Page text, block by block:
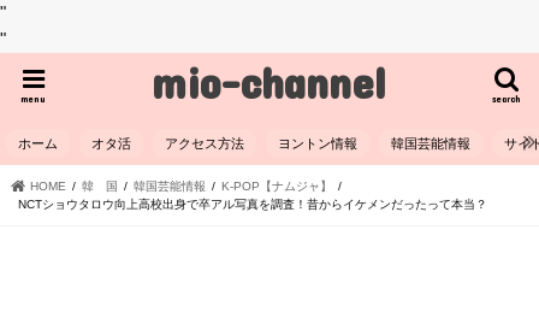
"
"
mio-channel search
menu
ホーム オタ活 アクセス方法 ヨントン情報 韓国芸能情報 サイ
HOME 韓 国 韓国芸能情報
K-POP【ナムジャ】
NCTショウタロウ向上高校出身で卒アル写真を調査！昔からイケメンだったって本当？